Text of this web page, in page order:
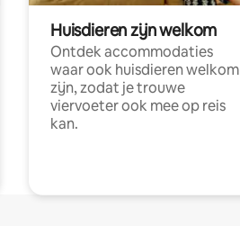
Huisdieren zijn welkom
Ontdek accommodaties
waar ook huisdieren welkom
zijn, zodat je trouwe
viervoeter ook mee op reis
kan.